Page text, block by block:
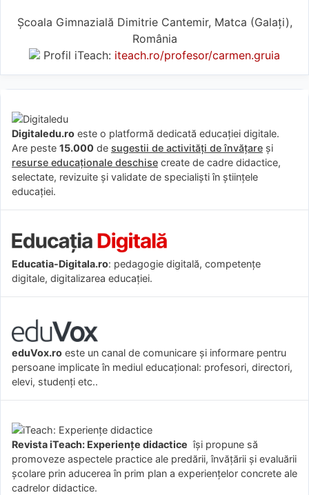
Școala Gimnazială Dimitrie Cantemir, Matca (Galaţi),
România
Profil iTeach: iteach.ro/profesor/carmen.gruia
Digitaledu.ro este o platformă dedicată educației digitale.
Are peste 15.000 de sugestii de activități de învățare și
resurse educaționale deschise create de cadre didactice,
selectate, revizuite și validate de specialiști în științele
educației.
Educatia-Digitala.ro: pedagogie digitală, competențe
digitale, digitalizarea educației.
eduVox.ro este un canal de comunicare și informare pentru
persoane implicate în mediul educațional: profesori, directori,
elevi, studenți etc..
Revista iTeach: Experienţe didactice îşi propune să
promoveze aspectele practice ale predării, învăţării şi evaluării
şcolare prin aducerea în prim plan a experienţelor concrete ale
cadrelor didactice.